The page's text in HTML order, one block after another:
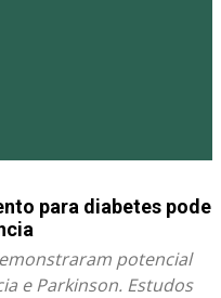
para diabetes pode
potencial
e Parkinson. Estudos